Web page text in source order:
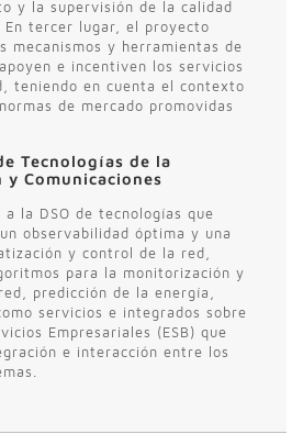
y la supervisión de la calidad
En tercer lugar, el proyecto
mecanismos y herramientas de
e incentiven los servicios
teniendo en cuenta el contexto
de mercado promovidas
Tecnologías de la
Comunicaciones
a la DSO de tecnologías que
observabilidad óptima y una
y control de la red,
para la monitorización y
predicción de la energía,
servicios e integrados sobre
Empresariales (ESB) que
e interacción entre los